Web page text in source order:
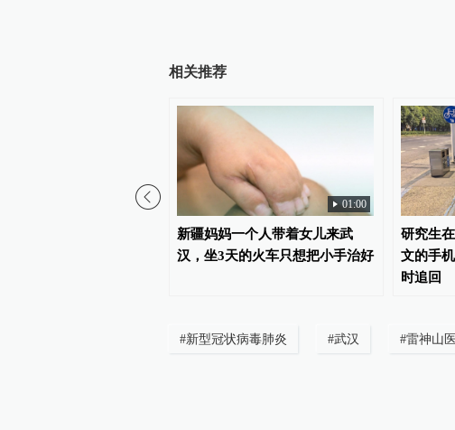
相关推荐
01:00
新疆妈妈一个人带着女儿来武
汉，坐3天的火车只想把小手治好
研究生
文的手
时追回
#新型冠状病毒肺炎 #武汉 #雷神山